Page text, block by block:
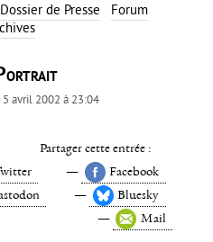
Dossier de Presse
Forum
avril 2002 à 23:04
Partager cette entrée :
Facebook
Bluesky
Mail